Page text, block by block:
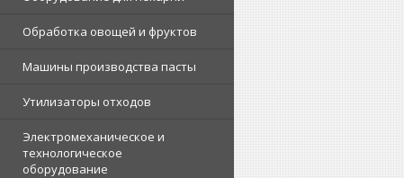
Обработка овощей и фруктов
Машины производства пасты
Утилизаторы отходов
Электромеханическое и
технологическое
оборудование